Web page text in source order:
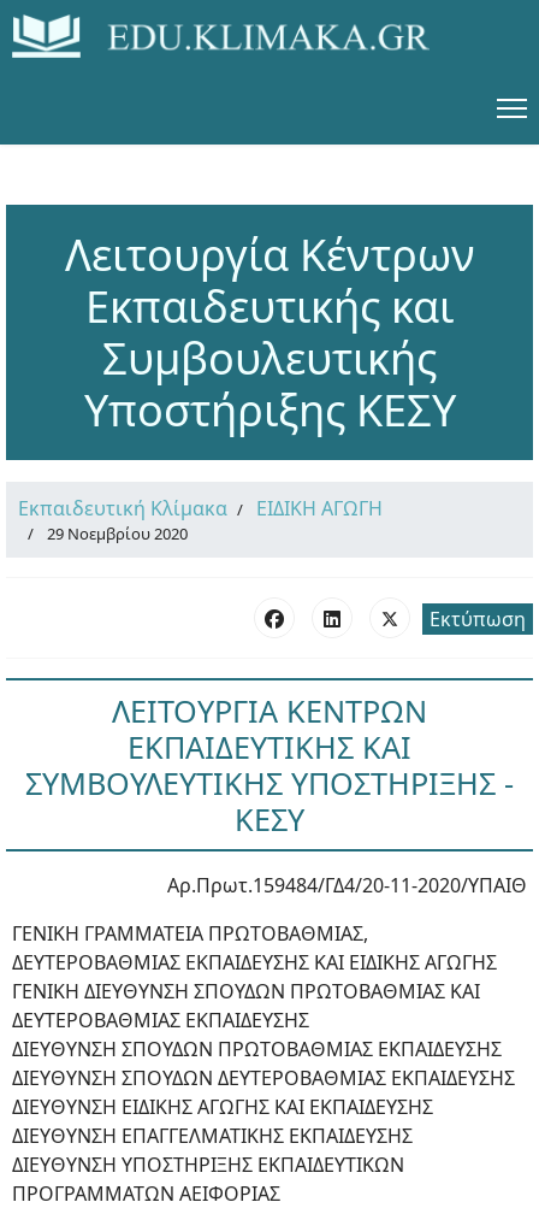
Λειτουργία Κέντρων
Εκπαιδευτικής και
Συμβουλευτικής
Υποστήριξης ΚΕΣΥ
Εκπαιδευτική Κλίμακα ΕΙΔΙΚΗ ΑΓΩΓΗ
29 Νοεμβρίου 2020
Εκτύπωση
ΛΕΙΤΟΥΡΓΙΑ ΚΕΝΤΡΩΝ
ΕΚΠΑΙΔΕΥΤΙΚΗΣ ΚΑΙ
ΣΥΜΒΟΥΛΕΥΤΙΚΗΣ ΥΠΟΣΤΗΡΙΞΗΣ -
ΚΕΣΥ
Αρ.Πρωτ.159484/ΓΔ4/20-11-2020/ΥΠΑΙΘ
ΓΕΝΙΚΗ ΓΡΑΜΜΑΤΕΙΑ ΠΡΩΤΟΒΑΘΜΙΑΣ,
ΔΕΥΤΕΡΟΒΑΘΜΙΑΣ ΕΚΠΑΙΔΕΥΣΗΣ ΚΑΙ ΕΙΔΙΚΗΣ ΑΓΩΓΗΣ
ΓΕΝΙΚΗ ΔΙΕΥΘΥΝΣΗ ΣΠΟΥΔΩΝ ΠΡΩΤΟΒΑΘΜΙΑΣ ΚΑΙ
ΔΕΥΤΕΡΟΒΑΘΜΙΑΣ ΕΚΠΑΙΔΕΥΣΗΣ
ΔΙΕΥΘΥΝΣΗ ΣΠΟΥΔΩΝ ΠΡΩΤΟΒΑΘΜΙΑΣ ΕΚΠΑΙΔΕΥΣΗΣ
ΔΙΕΥΘΥΝΣΗ ΣΠΟΥΔΩΝ ΔΕΥΤΕΡΟΒΑΘΜΙΑΣ ΕΚΠΑΙΔΕΥΣΗΣ
ΔΙΕΥΘΥΝΣΗ ΕΙΔΙΚΗΣ ΑΓΩΓΗΣ ΚΑΙ ΕΚΠΑΙΔΕΥΣΗΣ
ΔΙΕΥΘΥΝΣΗ ΕΠΑΓΓΕΛΜΑΤΙΚΗΣ ΕΚΠΑΙΔΕΥΣΗΣ
ΔΙΕΥΘΥΝΣΗ ΥΠΟΣΤΗΡΙΞΗΣ ΕΚΠΑΙΔΕΥΤΙΚΩΝ
ΠΡΟΓΡΑΜΜΑΤΩΝ ΑΕΙΦΟΡΙΑΣ